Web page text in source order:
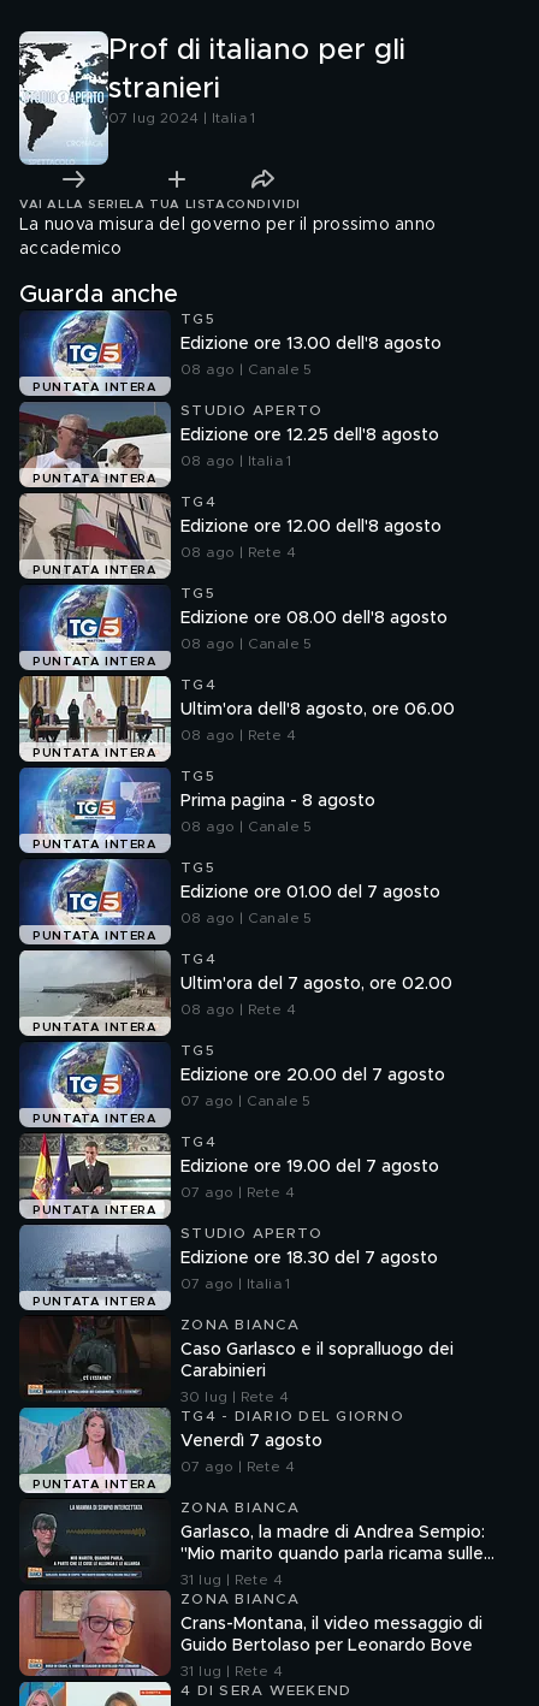
Prof di italiano per gli
stranieri
07 lug 2024 | Italia 1
VAI ALLA SERIE LA TUA LISTA CONDIVIDI
La nuova misura del governo per il prossimo anno
accademico
Guarda anche
PUNTATA INTERA
TG5
Edizione ore 13.00 dell'8 agosto
08 ago | Canale 5
PUNTATA INTERA
STUDIO APERTO
Edizione ore 12.25 dell'8 agosto
08 ago | Italia 1
PUNTATA INTERA
TG4
Edizione ore 12.00 dell'8 agosto
08 ago | Rete 4
PUNTATA INTERA
TG5
Edizione ore 08.00 dell'8 agosto
08 ago | Canale 5
PUNTATA INTERA
TG4
Ultim'ora dell'8 agosto, ore 06.00
08 ago | Rete 4
PUNTATA INTERA
TG5
Prima pagina - 8 agosto
08 ago | Canale 5
PUNTATA INTERA
TG5
Edizione ore 01.00 del 7 agosto
08 ago | Canale 5
PUNTATA INTERA
TG4
Ultim'ora del 7 agosto, ore 02.00
08 ago | Rete 4
PUNTATA INTERA
TG5
Edizione ore 20.00 del 7 agosto
07 ago | Canale 5
PUNTATA INTERA
TG4
Edizione ore 19.00 del 7 agosto
07 ago | Rete 4
PUNTATA INTERA
STUDIO APERTO
Edizione ore 18.30 del 7 agosto
07 ago | Italia 1
ZONA BIANCA
Caso Garlasco e il sopralluogo dei
Carabinieri
30 lug | Rete 4
PUNTATA INTERA
TG4 - DIARIO DEL GIORNO
Venerdì 7 agosto
07 ago | Rete 4
ZONA BIANCA
Garlasco, la madre di Andrea Sempio:
"Mio marito quando parla ricama sulle
cose"
31 lug | Rete 4
ZONA BIANCA
Crans-Montana, il video messaggio di
Guido Bertolaso per Leonardo Bove
31 lug | Rete 4
4 DI SERA WEEKEND